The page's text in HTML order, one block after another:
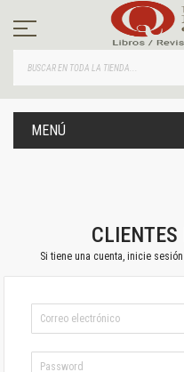
contenido
MENÚ
CLIENTES
Si tiene una cuenta, inicie